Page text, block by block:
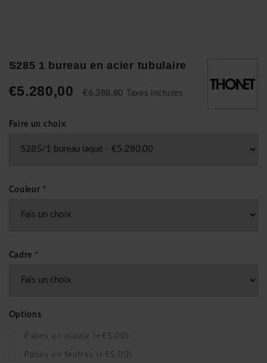
S285 1 bureau en acier tubulaire
€5.280,00 €6.388,80 Taxes incluses
Faire un choix
Couleur *
Cadre *
Options
Patins en plastic (+€5,00)
Patins en feutres (+€5,00)